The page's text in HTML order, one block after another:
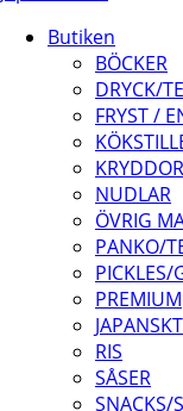
Butiken
BÖCKER
DRYCK/TE
FRYST /
KRYDDOR
NUDLAR
ÖVRIG
PANKO/
PICKLES/
PREMIUM
RIS
SÅSER
SNACKS/